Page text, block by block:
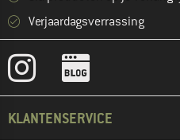
Verjaardagsverrassing
KLANTENSERVICE